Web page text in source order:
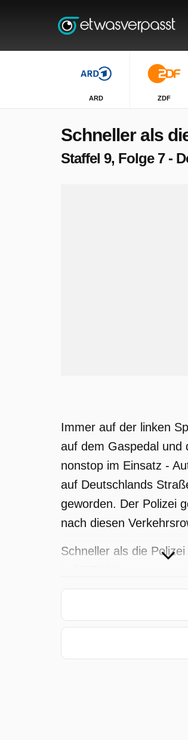
ARD ZDF
Schneller als
Staffel 9, Folge 7 -
Immer auf der linken
auf dem Gaspedal und
nonstop im Einsatz -
auf Deutschlands
geworden. Der Polizei
nach diesen
Schneller als die
4 August 2026, 05:20
wurde zuerst am
gepostet.